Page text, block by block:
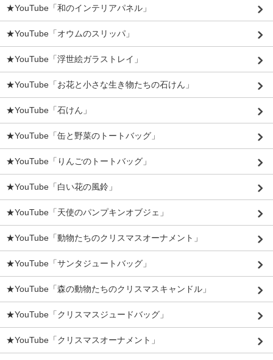
★YouTube「和のインテリアパネル」
★YouTube「オウムのスリッパ」
★YouTube「浮世絵ガラストレイ」
★YouTube「お花と小さな生き物たちの石けん」
★YouTube「石けん」
★YouTube「缶と野菜のトートバッグ」
★YouTube「りんごのトートバッグ」
★YouTube「白い花の風鈴」
★YouTube「天使のパンプキンオブジェ」
★YouTube「動物たちのクリスマスオーナメント」
★YouTube「サンタジュートバッグ」
★YouTube「森の動物たちのクリスマスキャンドル」
★YouTube「クリスマスジュードバッグ」
★YouTube「クリスマスオーナメント」